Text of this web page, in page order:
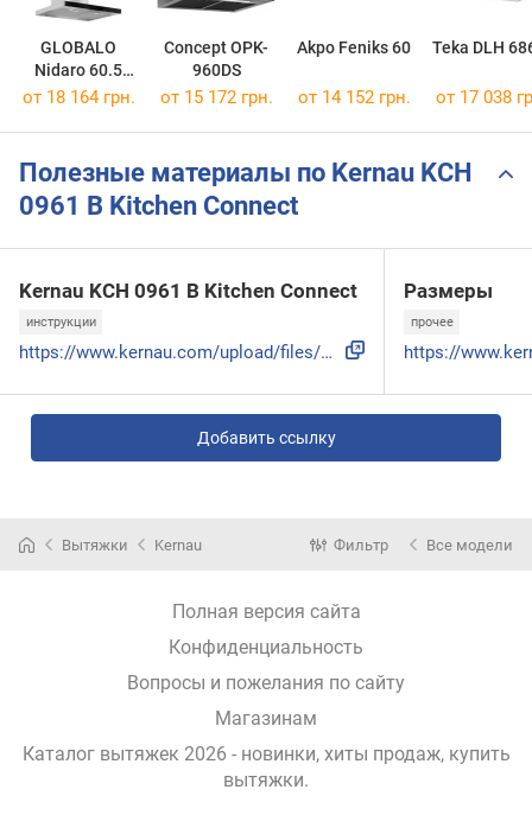
GLOBALO
Nidaro 60.5
H2H
Concept OPK-
960DS
Akpo Feniks 60 Teka DLH
от 18 164 грн. от 15 172 грн. от 14 152 грн. от 17 038
Полезные материалы по Kernau KCH
0961 B Kitchen Connect
Kernau KCH 0961 B Kitchen Connect
инструкции
https://www.kernau.com/upload/files/produkty/1375/instrukcj...
Размеры
прочее
Добавить ссылку
Вытяжки Kernau Фильтр Все модели
Полная версия сайта
Конфиденциальность
Вопросы и пожелания по сайту
Магазинам
Каталог вытяжек 2026 - новинки, хиты продаж, купить
вытяжки.